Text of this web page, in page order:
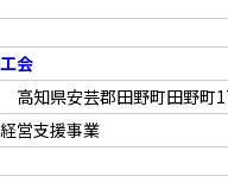
会
高知県安芸郡田野町田野町
営支援事業